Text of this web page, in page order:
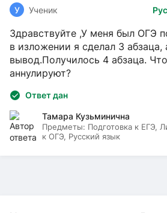
У Ученик
Здравствуйте ,У меня был ОГЭ
в изложении я сделал 3 абзаца,
вывод.Получилось 4 абзаца.
аннулируют?
Ответ дан
Тамара Кузьминична
Предметы: Подготовка к ЕГЭ,
к ОГЭ, Русский язык